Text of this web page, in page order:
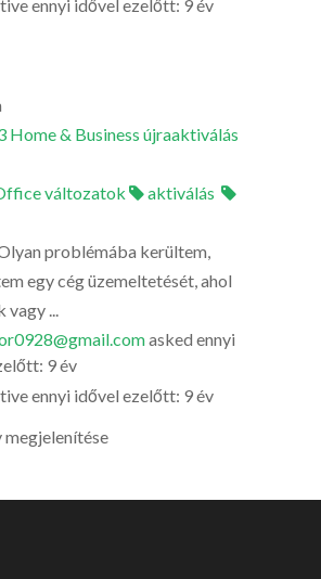
ennyi idővel ezelőtt: 9 év
Home & Business újraaktiválás
változatok
aktiválás
problémába kerültem,
egy cég üzemeltetését, ahol
vagy ...
asked ennyi
9 év
ennyi idővel ezelőtt: 9 év
megjelenítése